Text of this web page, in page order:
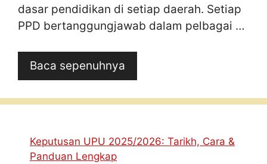
dasar pendidikan di setiap daerah. Setiap
PPD bertanggungjawab dalam pelbagai …
Baca sepenuhnya
Keputusan UPU 2025/2026: Tarikh, Cara &
Panduan Lengkap